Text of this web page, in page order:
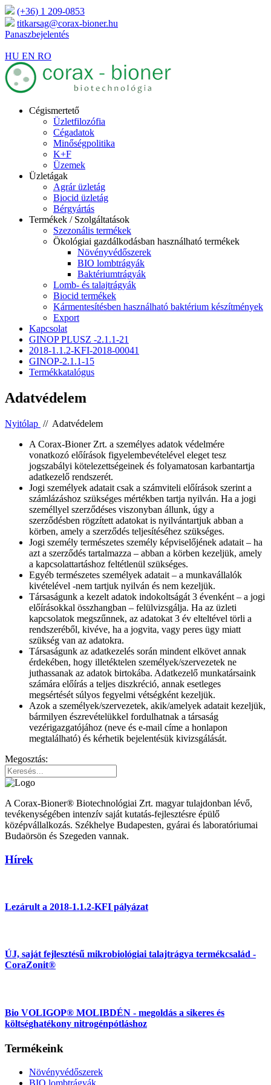
(+36) 1 209-0853
titkarsag@corax-bioner.hu
Panaszbejelentés
HU EN RO
Cégismertető
Üzletfilozófia
Cégadatok
Minőségpolitika
K+F
Üzemek
Üzletágak
Agrár üzletág
Biocid üzletág
Bérgyártás
Termékek / Szolgáltatások
Szezonális termékek
Ökológiai gazdálkodásban használható termékek
Növényvédőszerek
BIO lombtrágyák
Baktériumtrágyák
Lomb- és talajtrágyák
Biocid termékek
Kármentesítésben használható baktérium készítmények
Export
Kapcsolat
GINOP PLUSZ -2.1.1-21
2018-1.1.2-KFI-2018-00041
GINOP-2.1.1-15
Termékkatalógus
Adatvédelem
Nyitólap // Adatvédelem
A Corax-Bioner Zrt. a személyes adatok védelmére
vonatkozó előírások figyelembevételével eleget tesz
jogszabályi kötelezettségeinek és folyamatosan karbantartja
adatkezelő rendszerét.
Jogi személyek adatait csak a számviteli előírások szerint a
számlázáshoz szükséges mértékben tartja nyilván. Ha a jogi
személlyel szerződéses viszonyban állunk, úgy a
szerződésben rögzített adatokat is nyilvántartjuk abban a
körben, amely a szerződés teljesítéséhez szükséges.
Jogi személy természetes személy képviselőjének adatait – ha
azt a szerződés tartalmazza – abban a körben kezeljük, amely
a kapcsolattartáshoz feltétlenül szükséges.
Egyéb természetes személyek adatait – a munkavállalók
kivételével -nem tartjuk nyilván és nem kezeljük.
Társaságunk a kezelt adatok indokoltságát 3 évenként – a jogi
előírásokkal összhangban – felülvizsgálja. Ha az üzleti
kapcsolatok megszűnnek, az adatokat 3 év elteltével törli a
rendszeréből, kivéve, ha a jogvita, vagy peres ügy miatt
szükség van az adatokra.
Társaságunk az adatkezelés során mindent elkövet annak
érdekében, hogy illetéktelen személyek/szervezetek ne
juthassanak az adatok birtokába. Adatkezelő munkatársaink
számára előírás a teljes diszkréció, annak esetleges
megsértését súlyos fegyelmi vétségként kezeljük.
Azok a személyek/szervezetek, akik/amelyek adatait kezeljük,
bármilyen észrevételükkel fordulhatnak a társaság
vezérigazgatójához (neve és e-mail címe a honlapon
megtalálható) és kérhetik bejelentésük kivizsgálását.
Megosztás:
A Corax-Bioner® Biotechnológiai Zrt. magyar tulajdonban lévő,
tevékenységében intenzív saját kutatás-fejlesztésre épülő
középvállalkozás. Székhelye Budapesten, gyárai és laboratóriumai
Budaörsön és Szegeden vannak.
Hírek
Lezárult a 2018-1.1.2-KFI pályázat
ÚJ, saját fejlesztésű mikrobiológiai talajtrágya termékcsalád -
CoraZonit®
Bio VOLIGOP® MOLIBDÉN - megoldás a sikeres és
költséghatékony nitrogénpótláshoz
Termékeink
Növényvédőszerek
BIO lombtrágyák